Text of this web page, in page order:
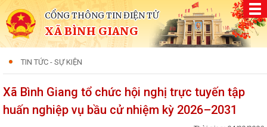
CỔNG THÔNG TIN ĐIỆN TỬ
XÃ BÌNH GIANG
TIN TỨC - SỰ KIỆN
Xã Bình Giang tổ chức hội nghị trực tuyến tập
huấn nghiệp vụ bầu cử nhiệm kỳ 2026–2031